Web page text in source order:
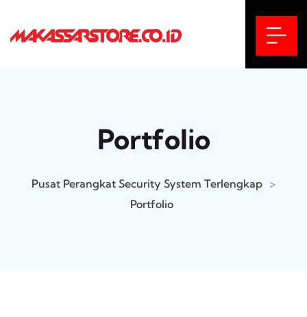
Portfolio
Pusat Perangkat Security System Terlengkap >
Portfolio